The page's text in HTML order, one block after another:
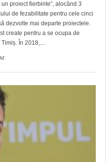
proiect fierbinte”, alocând 3
de fezabilitate pentru cele cinci
dezvolte mai departe proiectele.
create pentru a se ocupa de
În 2018,…